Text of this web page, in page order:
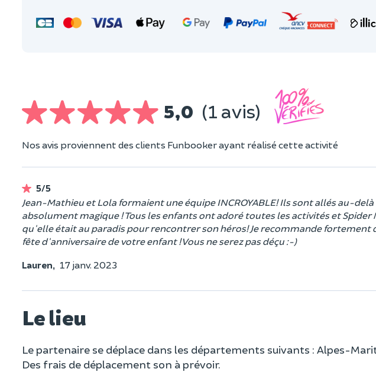
5,0 (1 avis)
Nos avis proviennent des clients Funbooker ayant réalisé cette activité
5/5
Jean-Mathieu et Lola formaient une équipe INCROYABLE! Ils sont allés au-
absolument magique ! Tous les enfants ont adoré toutes les activités et
qu'elle était au paradis pour rencontrer son héros! Je recommande
fête d'anniversaire de votre enfant ! Vous ne serez pas déçu :-)
Lauren, 17 janv. 2023
Le lieu
Le partenaire se déplace dans les départements suivants : Alpes-
Des frais de déplacement son à prévoir.